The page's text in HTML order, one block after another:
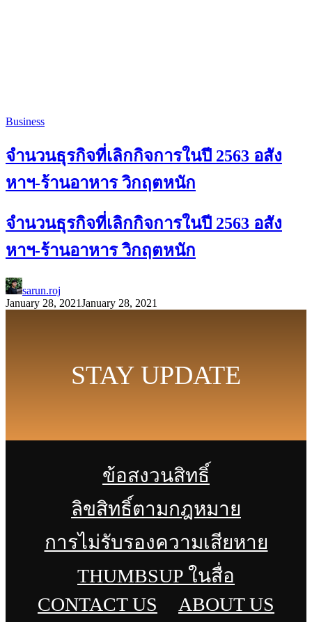
Business
จำนวนธุรกิจที่เลิกกิจการในปี 2563 อสัง
หาฯ-ร้านอาหาร วิกฤตหนัก
จำนวนธุรกิจที่เลิกกิจการในปี 2563 อสัง
หาฯ-ร้านอาหาร วิกฤตหนัก
sarun.roj
January 28, 2021January 28, 2021
STAY UPDATE
ข้อสงวนสิทธิ์
ลิขสิทธิ์ตามกฎหมาย
การไม่รับรองความเสียหาย
THUMBSUP ในสื่อ
CONTACT US
ABOUT US